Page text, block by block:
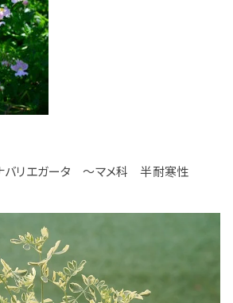
ナバリエガータ ～マメ科 半耐寒性